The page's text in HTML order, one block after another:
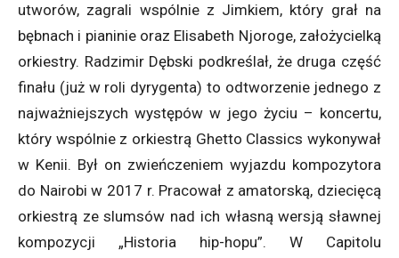
utworów, zagrali wspólnie z Jimkiem, który grał na
bębnach i pianinie oraz Elisabeth Njoroge, założycielką
orkiestry. Radzimir Dębski podkreślał, że druga część
finału (już w roli dyrygenta) to odtworzenie jednego z
najważniejszych występów w jego życiu – koncertu,
który wspólnie z orkiestrą Ghetto Classics wykonywał
w Kenii. Był on zwieńczeniem wyjazdu kompozytora
do Nairobi w 2017 r. Pracował z amatorską, dziecięcą
orkiestrą ze slumsów nad ich własną wersją sławnej
kompozycji „Historia hip-hopu”. W Capitolu